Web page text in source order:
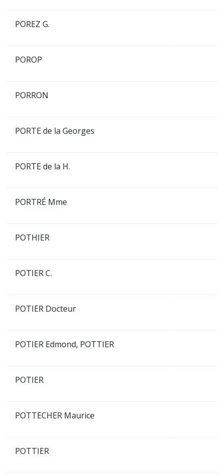
POREZ G.
POROP
PORRON
PORTE de la Georges
PORTE de la H.
PORTRÉ Mme
POTHIER
POTIER C.
POTIER Docteur
POTIER Edmond, POTTIER
POTIER
POTTECHER Maurice
POTTIER